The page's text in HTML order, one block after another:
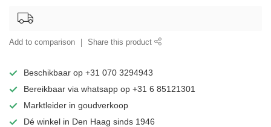
Add to comparison Share this product
Beschikbaar op +31 070 3294943
Bereikbaar via whatsapp op +31 6 85121301
Marktleider in goudverkoop
Dé winkel in Den Haag sinds 1946